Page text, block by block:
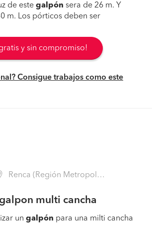
de este galpón sera de 26 m. Y
m. Los pórticos deben ser
y sin compromiso!
Consigue trabajos como este
Renca (Región Metropolitana - Santiago)
multi cancha
un galpón para una milti cancha